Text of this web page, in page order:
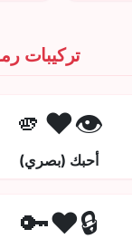
تركيبات
👁️❤️🫵
أحبك (بصري)
🔒❤️🔑